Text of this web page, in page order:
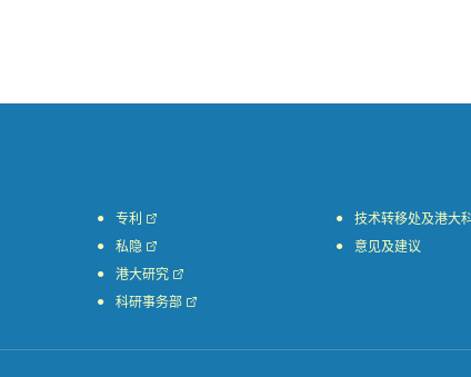
专利
私隐
港大研究
科研事务部
技术转移处及港大
意见及建议